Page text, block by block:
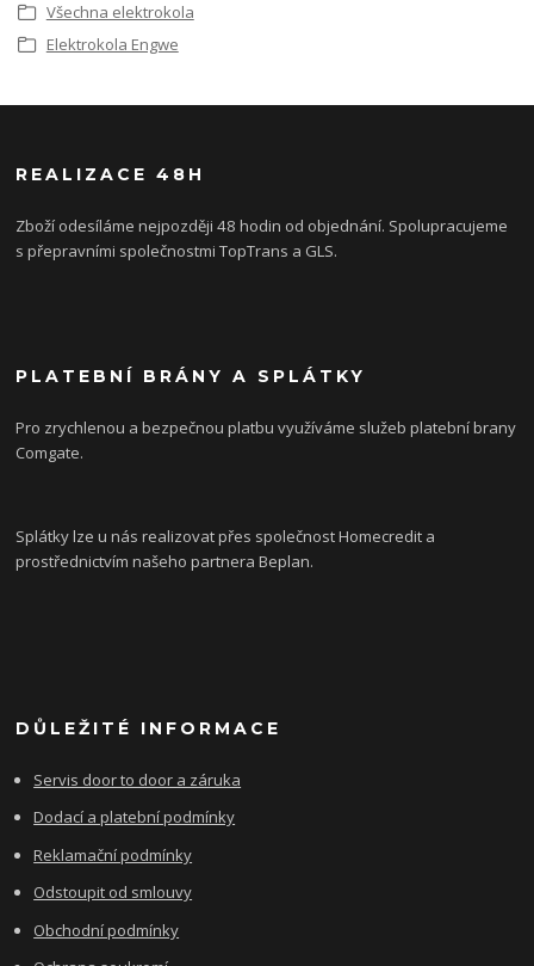
Všechna elektrokola
Elektrokola Engwe
REALIZACE 48H
Zboží odesíláme nejpozději 48 hodin od objednání. Spolupracujeme
s přepravními společnostmi TopTrans a GLS.
PLATEBNÍ BRÁNY A SPLÁTKY
Pro zrychlenou a bezpečnou platbu využíváme služeb platební brany
Comgate.
Splátky lze u nás realizovat přes společnost Homecredit a
prostřednictvím našeho partnera Beplan.
DŮLEŽITÉ INFORMACE
Servis door to door a záruka
Dodací a platební podmínky
Reklamační podmínky
Odstoupit od smlouvy
Obchodní podmínky